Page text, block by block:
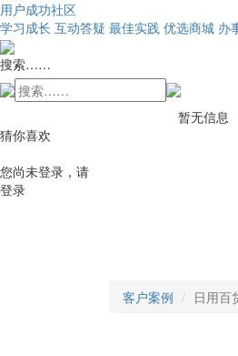
用户成功社区
学习成长 互动答疑 最佳实践 优选商城 办
搜索……
暂无信息
猜你喜欢
您尚未登录，请
登录
客户案例 日用百